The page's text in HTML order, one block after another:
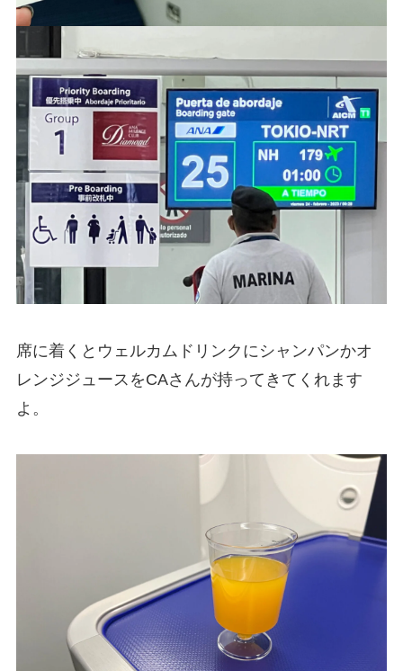
席に着くとウェルカムドリンクにシャンパンかオ
レンジジュースをCAさんが持ってきてくれます
よ。